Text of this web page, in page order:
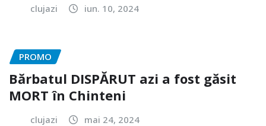
clujazi iun. 10, 2024
PROMO
Bărbatul DISPĂRUT azi a fost găsit
MORT în Chinteni
clujazi mai 24, 2024